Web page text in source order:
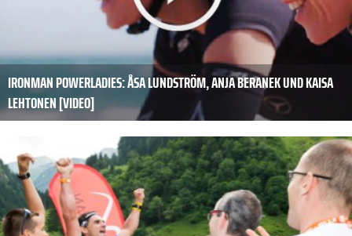
IRONMAN POWERLADIES: ÅSA LUNDSTRÖM, ANJA BERANEK UND KAISA
LEHTONEN [VIDEO]